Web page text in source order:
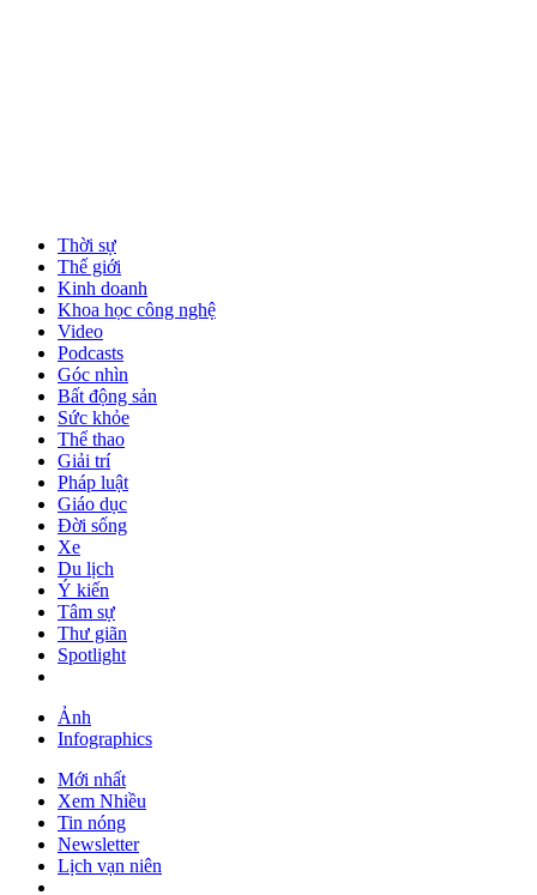
Thời sự
Thế giới
Kinh doanh
Khoa học công nghệ
Video
Podcasts
Góc nhìn
Bất động sản
Sức khỏe
Thể thao
Giải trí
Pháp luật
Giáo dục
Đời sống
Xe
Du lịch
Ý kiến
Tâm sự
Thư giãn
Spotlight
Ảnh
Infographics
Mới nhất
Xem Nhiều
Tin nóng
Newsletter
Lịch vạn niên